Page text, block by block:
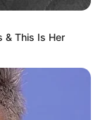
& This Is Her